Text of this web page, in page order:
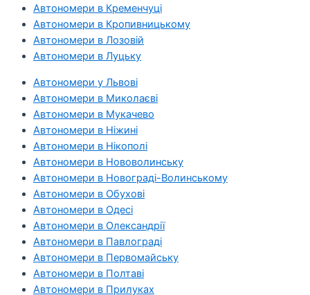
Автономери в Кременчуці
Автономери в Кропивницькому
Автономери в Лозовій
Автономери в Луцьку
Автономери у Львові
Автономери в Миколаєві
Автономери в Мукачево
Автономери в Ніжині
Автономери в Нікополі
Автономери в Нововолинську
Автономери в Новограді-Волинському
Автономери в Обухові
Автономери в Одесі
Автономери в Олександрії
Автономери в Павлограді
Автономери в Первомайську
Автономери в Полтаві
Автономери в Прилуках